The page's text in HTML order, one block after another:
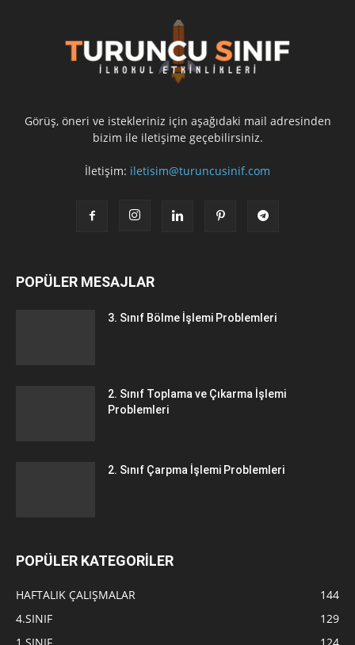
Görüş, öneri ve istekleriniz için aşağıdaki mail adresinden
bizim ile iletişime geçebilirsiniz.
İletişim: iletisim@turuncusinif.com
POPÜLER MESAJLAR
3. Sınıf Bölme İşlemi Problemleri
2. Sınıf Toplama ve Çıkarma İşlemi
Problemleri
2. Sınıf Çarpma İşlemi Problemleri
POPÜLER KATEGORİLER
HAFTALIK ÇALIŞMALAR
144
4.SINIF
129
1.SINIF
124